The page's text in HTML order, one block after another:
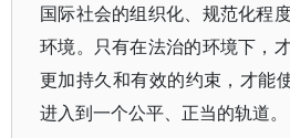
国际社会的组织化、规范化程
环境。只有在法治的环境下，
更加持久和有效的约束，才能
进入到一个公平、正当的轨道。